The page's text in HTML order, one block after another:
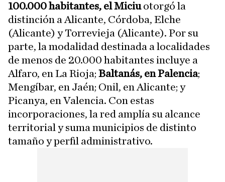
100.000 habitantes, el Miciuotorgó la
distinción a Alicante, Córdoba, Elche
(Alicante) y Torrevieja (Alicante). Por su
parte, la modalidad destinada a localidades
de menos de 20.000 habitantes incluye a
Alfaro, en La Rioja; Baltanás, en Palencia;
Mengíbar, en Jaén; Onil, en Alicante; y
Picanya, en Valencia. Con estas
incorporaciones, la red amplía su alcance
territorial y suma municipios de distinto
tamaño y perfil administrativo.